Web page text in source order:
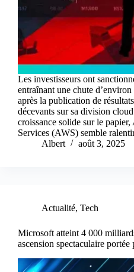
Les investisseurs ont
entraînant une chute
après la publication de
décevants sur sa division
croissance solide sur le
Services (AWS) semble
Albert
août 3, 2025
Actualité, Tech
Microsoft atteint 4 000
ascension spectaculaire